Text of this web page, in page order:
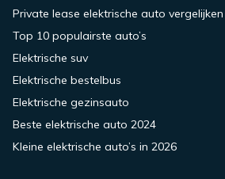
Private lease elektrische auto vergelijken
Top 10 populairste auto’s
Elektrische suv
Elektrische bestelbus
Elektrische gezinsauto
Beste elektrische auto 2024
Kleine elektrische auto’s in 2026